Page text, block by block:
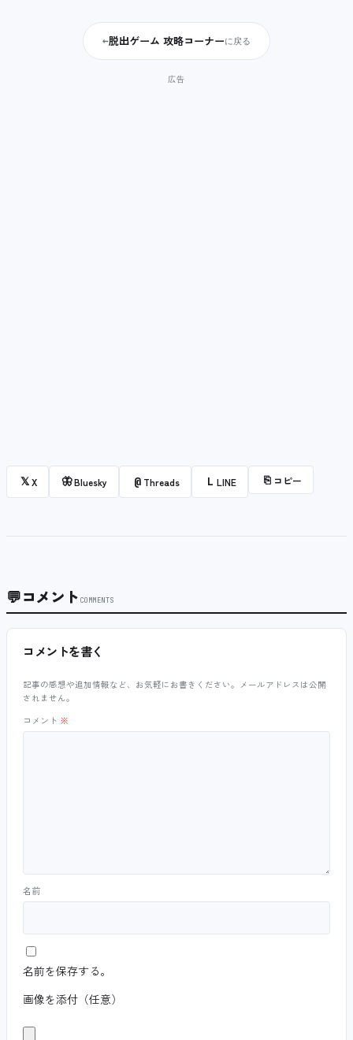
←脱出ゲーム 攻略コーナーに戻る
𝕏X 🦋Bluesky @ Threads L LINE ⎘ コピー
💬コメント COMMENTS
コメントを書く
記事の感想や追加情報など、お気軽にお書きください。メールアドレスは公開
されません。
コメント ※
名前
名前を保存する。
画像を添付（任意）